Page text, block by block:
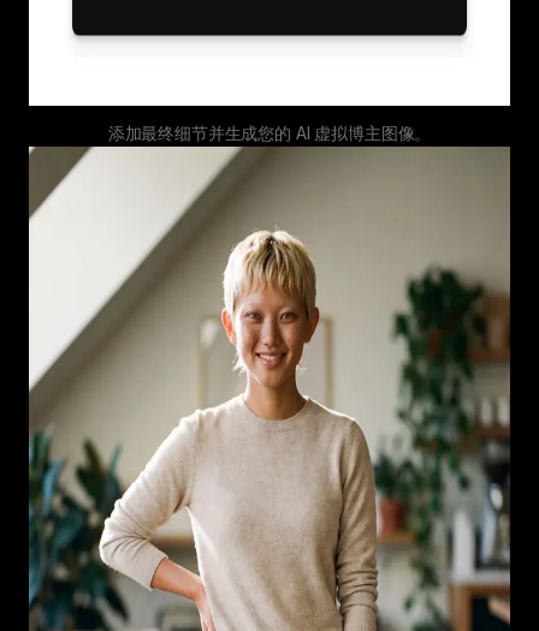
添加最终细节并生成您的 AI 虚拟博主图像。